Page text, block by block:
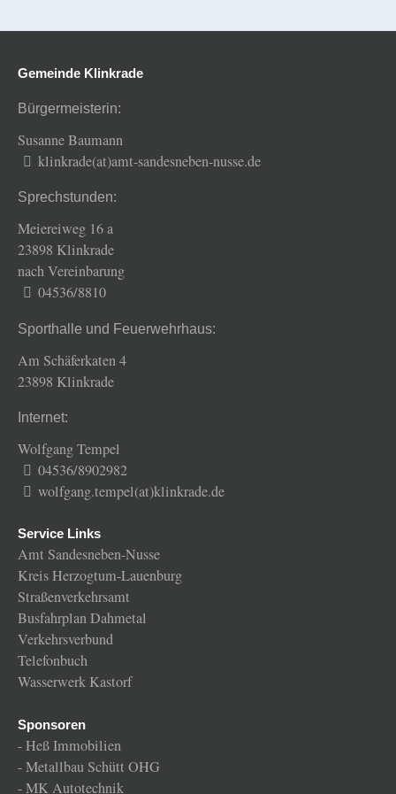
Gemeinde Klinkrade
Bürgermeisterin:
Susanne Baumann
klinkrade(at)amt-sandesneben-nusse.de
Sprechstunden:
Meiereiweg 16 a
23898 Klinkrade
nach Vereinbarung
04536/8810
Sporthalle und Feuerwehrhaus:
Am Schäferkaten 4
23898 Klinkrade
Internet:
Wolfgang Tempel
04536/8902982
wolfgang.tempel(at)klinkrade.de
Service Links
Amt Sandesneben-Nusse
Kreis Herzogtum-Lauenburg
Straßenverkehrsamt
Busfahrplan Dahmetal
Verkehrsverbund
Telefonbuch
Wasserwerk Kastorf
Sponsoren
-Heß Immobilien
-Metallbau Schütt OHG
-MK Autotechnik